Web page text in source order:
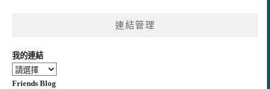
連結管理
我的連結
Friends Blog